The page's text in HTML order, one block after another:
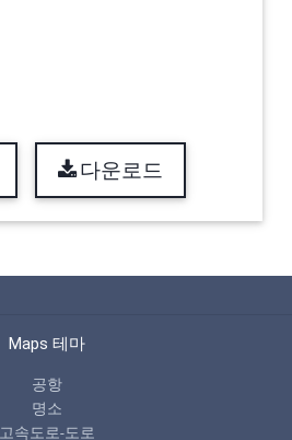
다운로드
Maps 테마
공항
명소
고속도로-도로